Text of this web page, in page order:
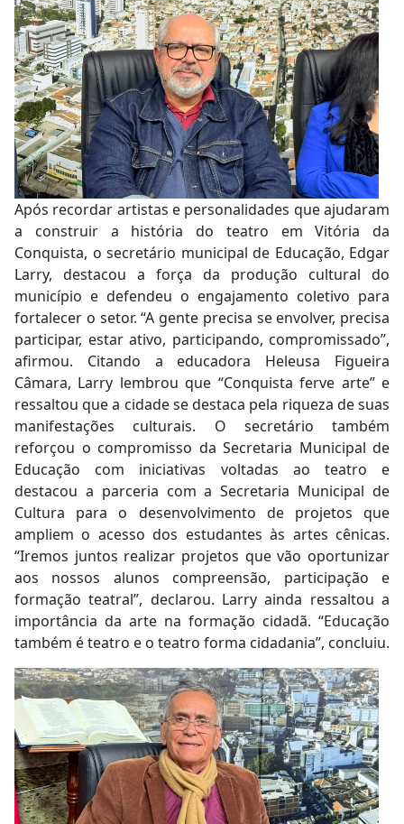
Após recordar artistas e personalidades que ajudaram
a construir a história do teatro em Vitória da
Conquista, o secretário municipal de Educação, Edgar
Larry, destacou a força da produção cultural do
município e defendeu o engajamento coletivo para
fortalecer o setor. “A gente precisa se envolver, precisa
participar, estar ativo, participando, compromissado”,
afirmou. Citando a educadora Heleusa Figueira
Câmara, Larry lembrou que “Conquista ferve arte” e
ressaltou que a cidade se destaca pela riqueza de suas
manifestações culturais. O secretário também
reforçou o compromisso da Secretaria Municipal de
Educação com iniciativas voltadas ao teatro e
destacou a parceria com a Secretaria Municipal de
Cultura para o desenvolvimento de projetos que
ampliem o acesso dos estudantes às artes cênicas.
“Iremos juntos realizar projetos que vão oportunizar
aos nossos alunos compreensão, participação e
formação teatral”, declarou. Larry ainda ressaltou a
importância da arte na formação cidadã. “Educação
também é teatro e o teatro forma cidadania”, concluiu.